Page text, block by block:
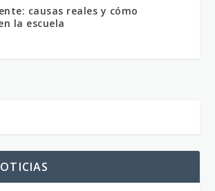
causas reales y cómo
la escuela